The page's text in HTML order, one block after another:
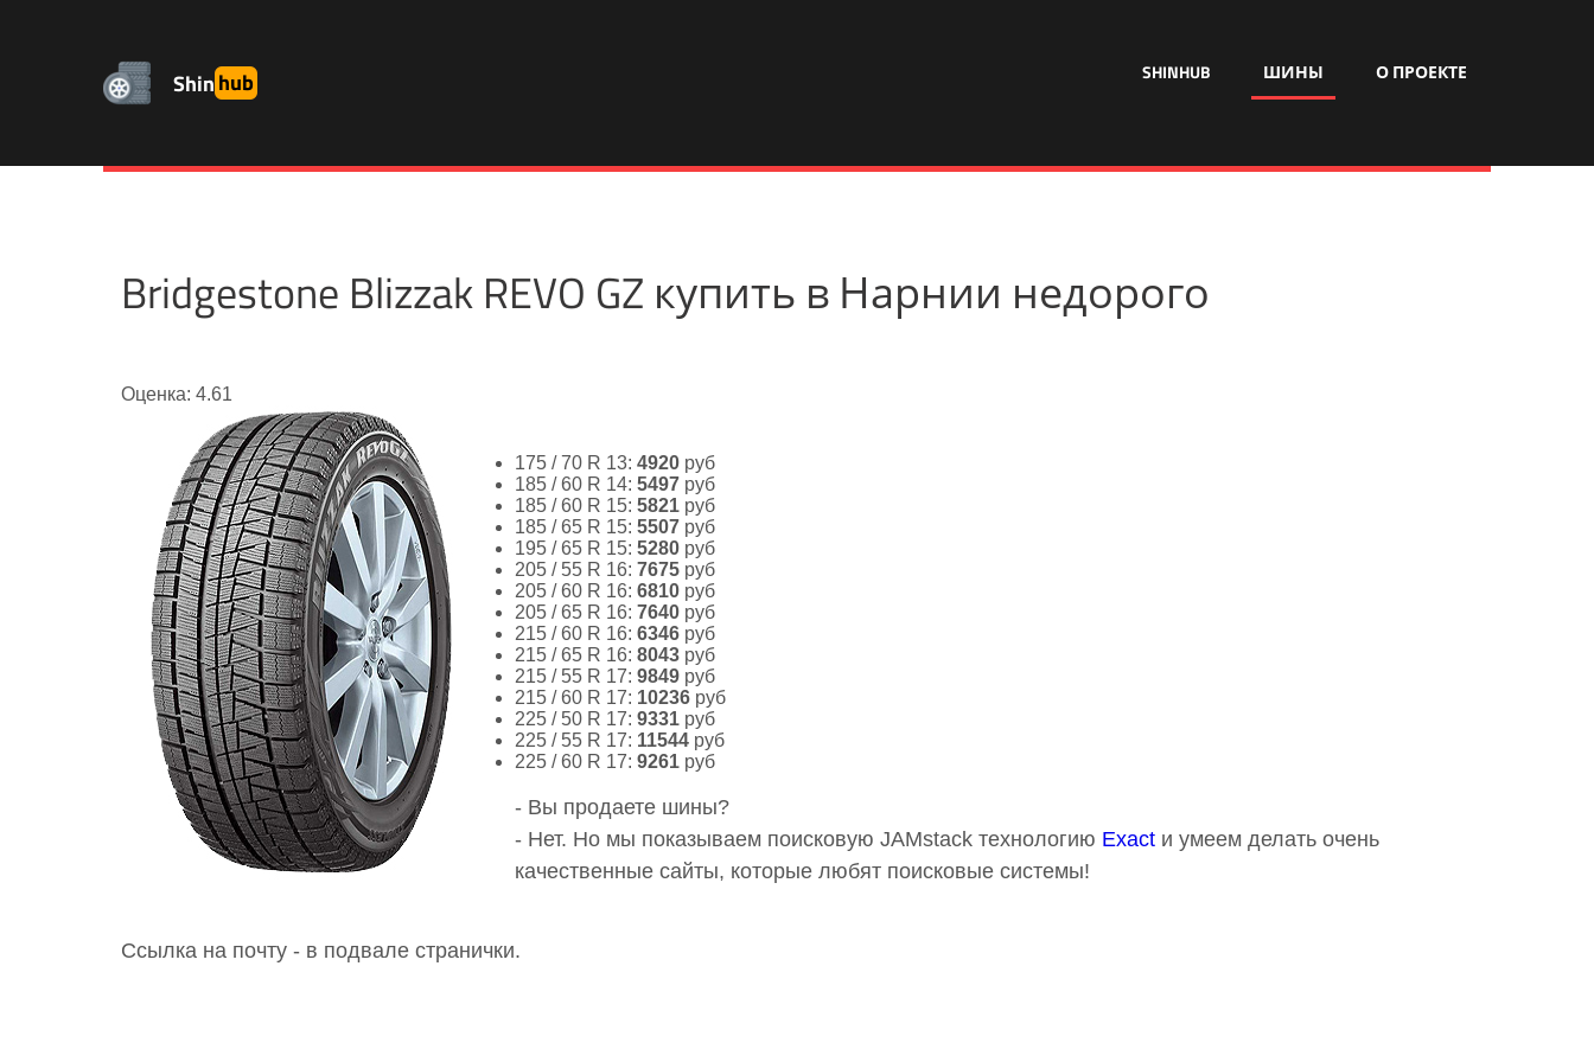
Shinhub SHINHUB ШИНЫ О ПРОЕКТЕ
Bridgestone Blizzak REVO GZ купить в Нарнии недорого
Оценка: 4.61
175 / 70 R 13: 4920 руб
185 / 60 R 14: 5497 руб
185 / 60 R 15: 5821 руб
185 / 65 R 15: 5507 руб
195 / 65 R 15: 5280 руб
205 / 55 R 16: 7675 руб
205 / 60 R 16: 6810 руб
205 / 65 R 16: 7640 руб
215 / 60 R 16: 6346 руб
215 / 65 R 16: 8043 руб
215 / 55 R 17: 9849 руб
215 / 60 R 17: 10236 руб
225 / 50 R 17: 9331 руб
225 / 55 R 17: 11544 руб
225 / 60 R 17: 9261 руб
- Вы продаете шины?
- Нет. Но мы показываем поисковую JAMstack технологию Exact и умеем делать очень
качественные сайты, которые любят поисковые системы!
Ссылка на почту - в подвале странички.